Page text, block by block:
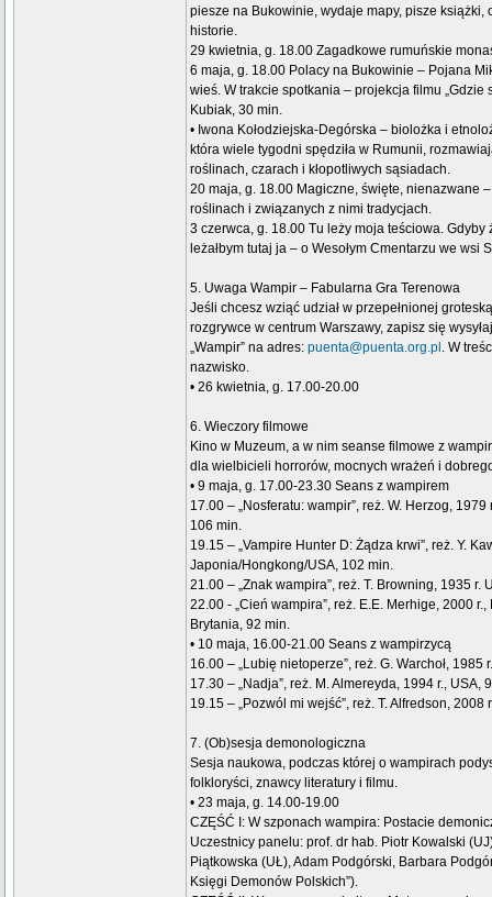
piesze na Bukowinie, wydaje mapy, pisze książki,
historie.
29 kwietnia, g. 18.00 Zagadkowe rumuńskie
6 maja, g. 18.00 Polacy na Bukowinie – Pojana
wieś. W trakcie spotkania – projekcja filmu „Gdzie
Kubiak, 30 min.
• Iwona Kołodziejska-Degórska – biolożka i
która wiele tygodni spędziła w Rumunii,
roślinach, czarach i kłopotliwych sąsiadach.
20 maja, g. 18.00 Magiczne, święte, nienazwane
roślinach i związanych z nimi tradycjach.
3 czerwca, g. 18.00 Tu leży moja teściowa. Gdyby
leżałbym tutaj ja – o Wesołym Cmentarzu we wsi
5. Uwaga Wampir – Fabularna Gra Terenowa
Jeśli chcesz wziąć udział w przepełnionej
rozgrywce w centrum Warszawy, zapisz się
„Wampir” na adres: puenta@puenta.org.pl . W
nazwisko.
• 26 kwietnia, g. 17.00-20.00
6. Wieczory filmowe
Kino w Muzeum, a w nim seanse filmowe z
dla wielbicieli horrorów, mocnych wrażeń i
• 9 maja, g. 17.00-23.30 Seans z wampirem
17.00 – „Nosferatu: wampir”, reż. W. Herzog,
106 min.
19.15 – „Vampire Hunter D: Żądza krwi”, reż. Y.
Japonia/Hongkong/USA, 102 min.
21.00 – „Znak wampira”, reż. T. Browning, 1935 r.
22.00 - „Cień wampira”, reż. E.E. Merhige, 2000
Brytania, 92 min.
• 10 maja, 16.00-21.00 Seans z wampirzycą
16.00 – „Lubię nietoperze”, reż. G. Warchoł, 1985
17.30 – „Nadja”, reż. M. Almereyda, 1994 r., USA,
19.15 – „Pozwól mi wejść”, reż. T. Alfredson, 2008
7. (Ob)sesja demonologiczna
Sesja naukowa, podczas której o wampirach
folkloryści, znawcy literatury i filmu.
• 23 maja, g. 14.00-19.00
CZĘŚĆ I: W szponach wampira: Postacie
Uczestnicy panelu: prof. dr hab. Piotr Kowalski
Piątkowska (UŁ), Adam Podgórski, Barbara
Księgi Demonów Polskich”).